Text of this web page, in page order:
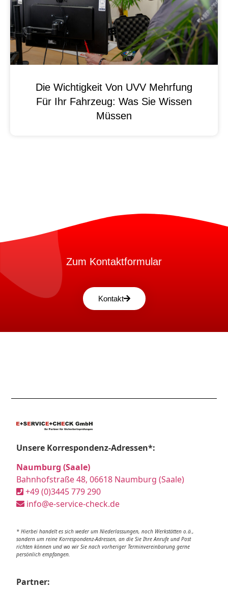
Die Wichtigkeit Von UVV Mehrfung
Für Ihr Fahrzeug: Was Sie Wissen
Müssen
Zum Kontaktformular
Kontakt
Unsere Korrespondenz-Adressen*:
Naumburg (Saale)
Bahnhofstraße 48, 06618 Naumburg (Saale)
+49 (0)3445 779 290
info@e-service-check.de
* Hierbei handelt es sich weder um Niederlassungen, noch Werkstätten o.ä.,
sondern um reine Korrespondenz-Adressen, an die Sie Ihre Anrufe und Post
richten können und wo wir Sie nach vorheriger Terminvereinbarung gerne
persönlich empfangen.
Partner: